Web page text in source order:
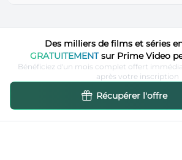
Des milliers de films et séries
GRATUITEMENTsur Prime Video
Bénéficiez d'un mois complet offert
après votre inscription
Récupérer l'offre